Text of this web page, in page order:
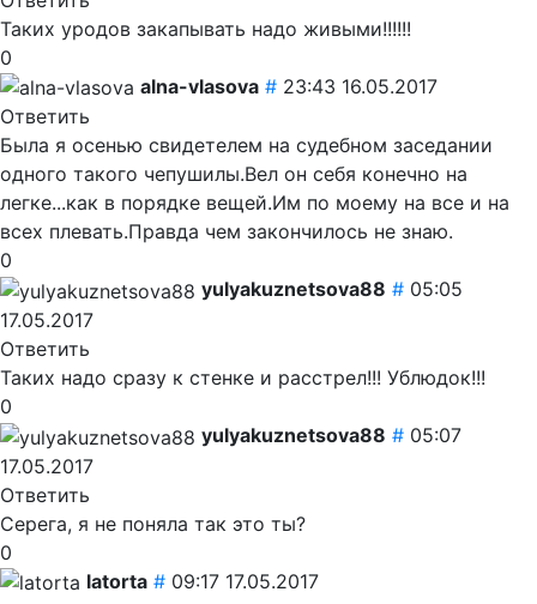
Таких уродов закапывать надо живыми!!!!!!
0
alna-vlasova # 23:43 16.05.2017
Ответить
Была я осенью свидетелем на судебном заседании
одного такого чепушилы.Вел он себя конечно на
легке...как в порядке вещей.Им по моему на все и на
всех плевать.Правда чем закончилось не знаю.
0
yulyakuznetsova88 # 05:05
17.05.2017
Ответить
Таких надо сразу к стенке и расстрел!!! Ублюдок!!!
0
yulyakuznetsova88 # 05:07
17.05.2017
Ответить
Серега, я не поняла так это ты?
0
latorta # 09:17 17.05.2017